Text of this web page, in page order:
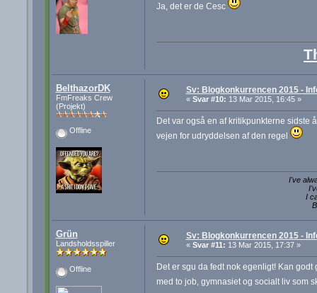
Ja, det er de Cesc
BelthazorDK
FmFreaks Crew
(Projekt)
Offline
Sv: Blogkonkurrencen 2015 -
« Svar #10: 13 Mar 2015, 16:45 »
Det var også en af kritikpunkterne sidste
vejen for udryddelsen af den regel
I've
I
Grün
Landsholdsspiller
Offline
Sv: Blogkonkurrencen 2015 -
« Svar #11: 13 Mar 2015, 17:37 »
Det er sgu da fedt nok egenligt! Kan
med to job, gymnasiet og socialt liv som